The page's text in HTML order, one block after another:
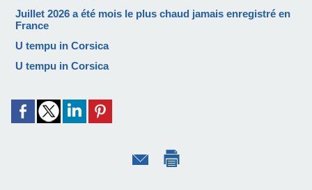
Juillet 2026 a été mois le plus chaud jamais enregistré en
France
U tempu in Corsica
U tempu in Corsica